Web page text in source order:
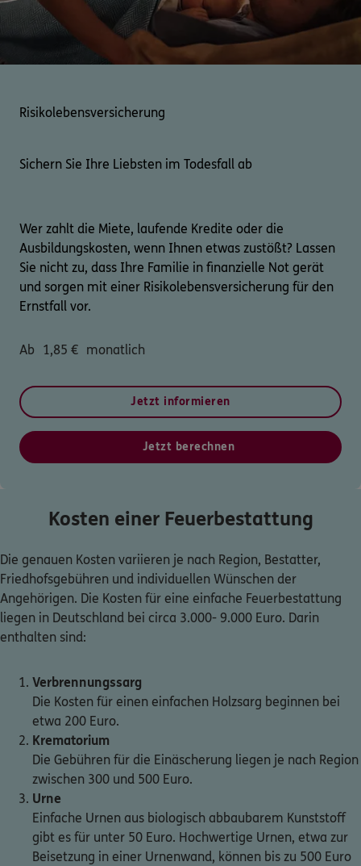
Risikolebensversicherung
Sichern Sie Ihre Liebsten im Todesfall ab
Wer zahlt die Miete, laufende Kredite oder die
Ausbildungskosten, wenn Ihnen etwas zustößt? Lassen
Sie nicht zu, dass Ihre Familie in finanzielle Not gerät
und sorgen mit einer Risikolebensversicherung für den
Ernstfall vor.
Ab 1,85 € monatlich
Jetzt informieren
Jetzt berechnen
Kosten einer Feuerbestattung
Die genauen Kosten variieren je nach Region, Bestatter,
Friedhofsgebühren und individuellen Wünschen der
Angehörigen. Die Kosten für eine einfache Feuerbestattung
liegen in Deutschland bei circa 3.000- 9.000 Euro. Darin
enthalten sind:
Verbrennungssarg
Die Kosten für einen einfachen Holzsarg beginnen bei
etwa 200 Euro.
Krematorium
Die Gebühren für die Einäscherung liegen je nach Region
zwischen 300 und 500 Euro.
Urne
Einfache Urnen aus biologisch abbaubarem Kunststoff
gibt es für unter 50 Euro. Hochwertige Urnen, etwa zur
Beisetzung in einer Urnenwand, können bis zu 500 Euro